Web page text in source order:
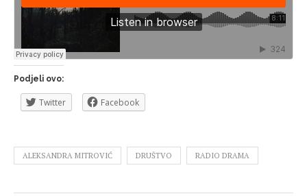
Podjeli ovo:
Twitter Facebook
ALEKSANDRA MITROVIĆ DRUŠTVO RADIO DRAMA